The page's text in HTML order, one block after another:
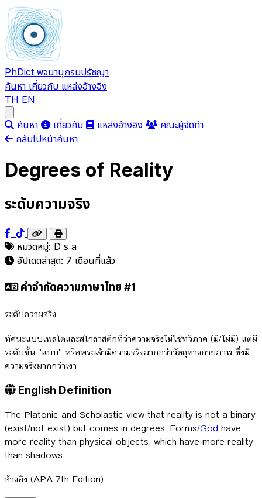
PhDict พจนานุกรมปรัชญา
ค้นหา เกี่ยวกับ แหล่งอ้างอิง
TH EN
ค้นหา เกี่ยวกับ แหล่งอ้างอิง
คณะผู้จัดทำ
กลับไปหน้าค้นหา
Degrees of Reality
ระดับความจริง
หมวดหมู่: D ร ล
อัปเดตล่าสุด: 7 เดือนที่แล้ว
คำจำกัดความภาษาไทย #1
ระดับความจริง
ทัศนะแบบเพลโตและสโกลาสติกที่ว่าความจริงไม่ใช่ทวิภาค (มี/ไม่มี) แต่มี
ระดับขั้น "แบบ" หรือพระเจ้ามีความจริงมากกว่าวัตถุทางกายภาพ ซึ่งมี
ความจริงมากกว่าเงา
English Definition
The Platonic and Scholastic view that reality is not a binary
(exist/not exist) but comes in degrees. Forms/God have
more reality than physical objects, which have more reality
than shadows.
อ้างอิง (APA 7th Edition):